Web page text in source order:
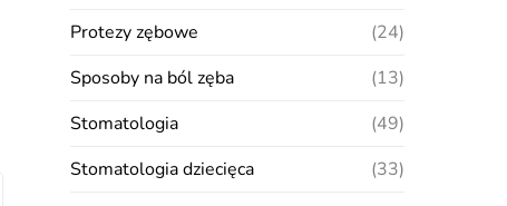
Protezy zębowe
(24)
Sposoby na ból zęba
(13)
Stomatologia
(49)
Stomatologia dziecięca
(33)